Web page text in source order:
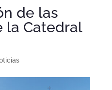
de las
la Catedral